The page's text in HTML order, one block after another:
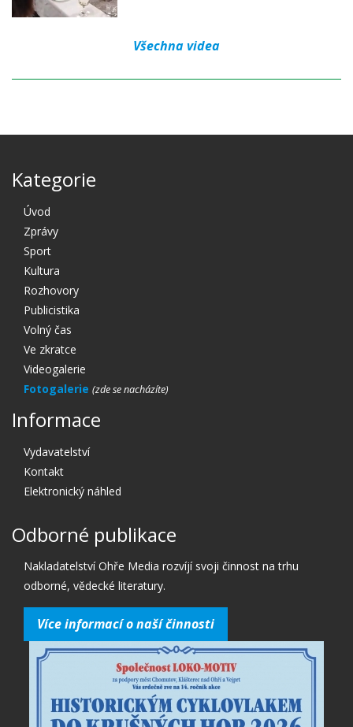
Všechna videa
Kategorie
Úvod
Zprávy
Sport
Kultura
Rozhovory
Publicistika
Volný čas
Ve zkratce
Videogalerie
Fotogalerie
Informace
Vydavatelství
Kontakt
Elektronický náhled
Odborné publikace
Nakladatelství Ohře Media rozvíjí svoji činnost na trhu
odborné, vědecké literatury.
Více informací o naší činnosti